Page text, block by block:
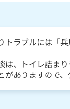
トラブルには「
は、トイレ詰ま
がありますので